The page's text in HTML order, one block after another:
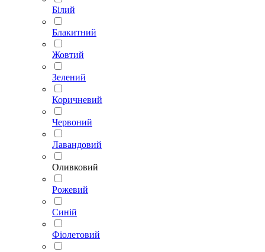
Білий
Блакитний
Жовтий
Зелений
Коричневий
Червоний
Лавандовий
Оливковий
Рожевий
Синій
Фіолетовий